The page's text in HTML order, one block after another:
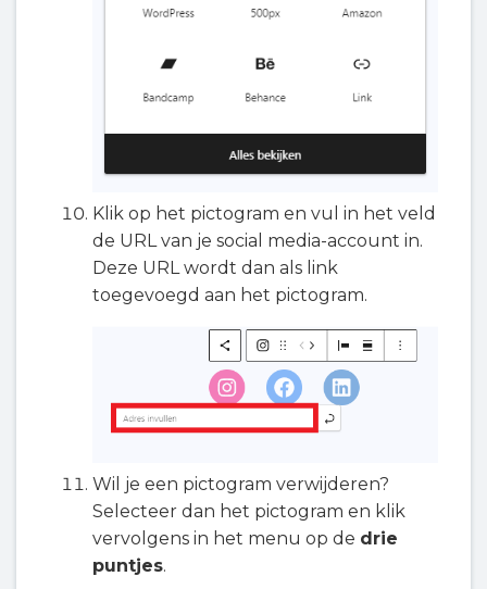
Klik op het pictogram en vul in het veld
de URL van je social media-account in.
Deze URL wordt dan als link
toegevoegd aan het pictogram.
Wil je een pictogram verwijderen?
Selecteer dan het pictogram en klik
vervolgens in het menu op de drie
puntjes.